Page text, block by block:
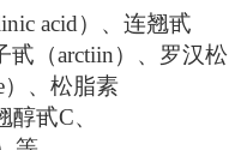
acid）、连翘甙
甙（arctiin）、罗汉松
）、松脂素
醇甙C、